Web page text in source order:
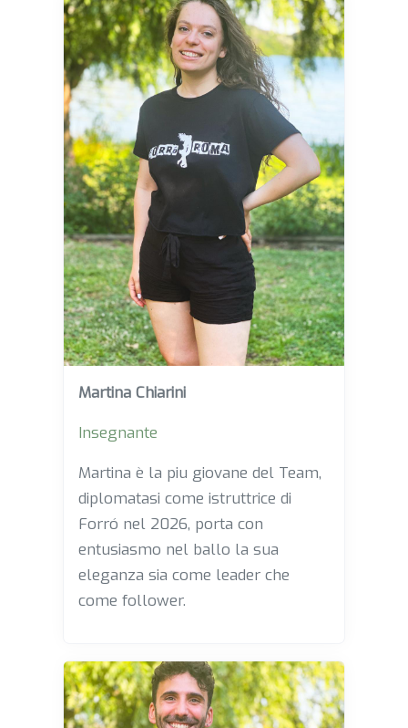
Martina Chiarini
Insegnante
Martina è la piu giovane del Team,
diplomatasi come istruttrice di
Forró nel 2026, porta con
entusiasmo nel ballo la sua
eleganza sia come leader che
come follower.